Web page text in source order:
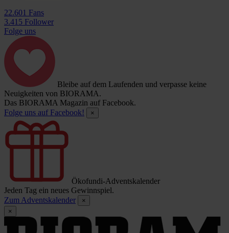
22.601 Fans
3.415 Follower
Folge uns
Bleibe auf dem Laufenden und verpasse keine
Neuigkeiten von BIORAMA.
Das BIORAMA Magazin auf Facebook.
Folge uns auf Facebook!
×
Ökofundi-Adventskalender
Jeden Tag ein neues Gewinnspiel.
Zum Adventskalender
×
×